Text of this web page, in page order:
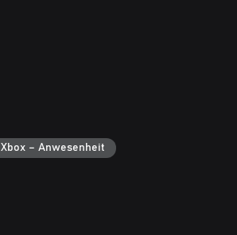
Xbox – Anwesenheit